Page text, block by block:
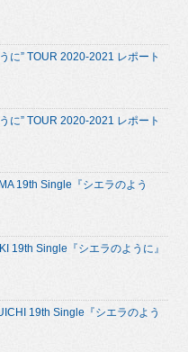
に” TOUR 2020-2021 レポート
に” TOUR 2020-2021 レポート
19th Single『シエラのよう
19th Single『シエラのように』
19th Single『シエラのよう